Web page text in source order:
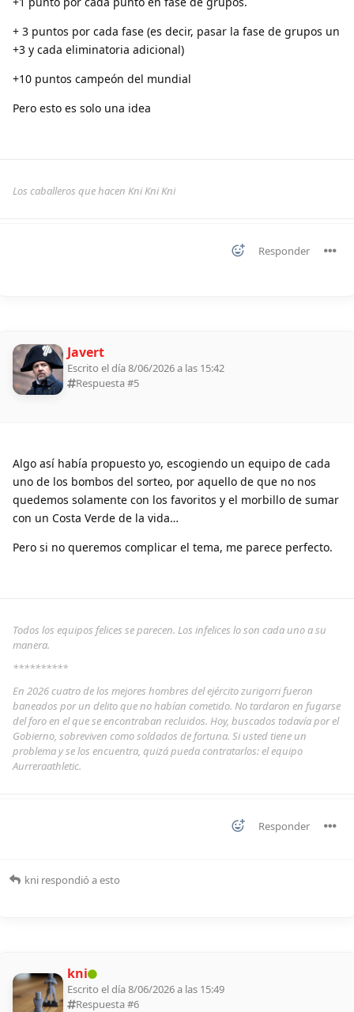
+ 3 puntos por cada fase (es decir, pasar la fase de grupos un
+3 y cada eliminatoria adicional)
+10 puntos campeón del mundial
Pero esto es solo una idea
Los caballeros que hacen Kni Kni Kni
Responder
Javert
Escrito el día 8/06/2026 a las 15:42
Respuesta #5
Algo así había propuesto yo, escogiendo un equipo de cada
uno de los bombos del sorteo, por aquello de que no nos
quedemos solamente con los favoritos y el morbillo de sumar
con un Costa Verde de la vida…
Pero si no queremos complicar el tema, me parece perfecto.
Todos los equipos felices se parecen. Los infelices lo son cada uno a su
manera.
**********
En 2026 cuatro de los mejores hombres del ejército zurigorri fueron
baneados por un delito que no habían cometido. No tardaron en fugarse
del foro en el que se encontraban recluidos. Hoy, buscados todavía por el
Gobierno, sobreviven como soldados de fortuna. Si usted tiene un
problema y se los encuentra, quizá pueda contratarlos: el equipo
Aurreraathletic.
Responder
kni respondió a esto
kni
Escrito el día 8/06/2026 a las 15:49
Respuesta #6